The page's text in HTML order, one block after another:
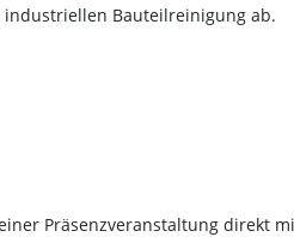
Bauteilreinigung ab.
Präsenzveranstaltung direkt